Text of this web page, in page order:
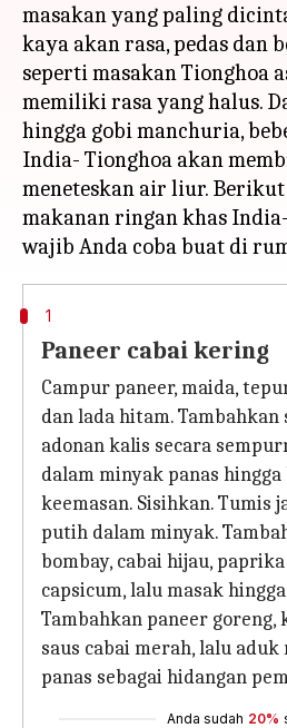
masakan yang paling
kaya akan rasa, pedas dan
seperti masakan Tionghoa
memiliki rasa yang halus.
hingga gobi manchuria,
India- Tionghoa akan
meneteskan air liur.
makanan ringan khas
1
Paneer cabai kering
Campur paneer, maida,
dan lada hitam.
adonan kalis secara
dalam minyak panas
keemasan. Sisihkan. Tumis
putih dalam minyak.
bombay, cabai hijau,
capsicum, lalu masak
Tambahkan paneer goreng,
saus cabai merah, lalu aduk
panas sebagai hidangan
Anda sudah 20%